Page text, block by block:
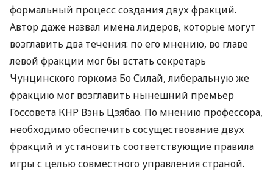
формальный процесс создания двух фракций.
Автор даже назвал имена лидеров, которые могут
возглавить два течения: по его мнению, во главе
левой фракции мог бы встать секретарь
Чунцинского горкома Бо Силай, либеральную же
фракцию мог возглавить нынешний премьер
Госсовета КНР Вэнь Цзябао. По мнению профессора,
необходимо обеспечить сосуществование двух
фракций и установить соответствующие правила
игры с целью совместного управления страной.